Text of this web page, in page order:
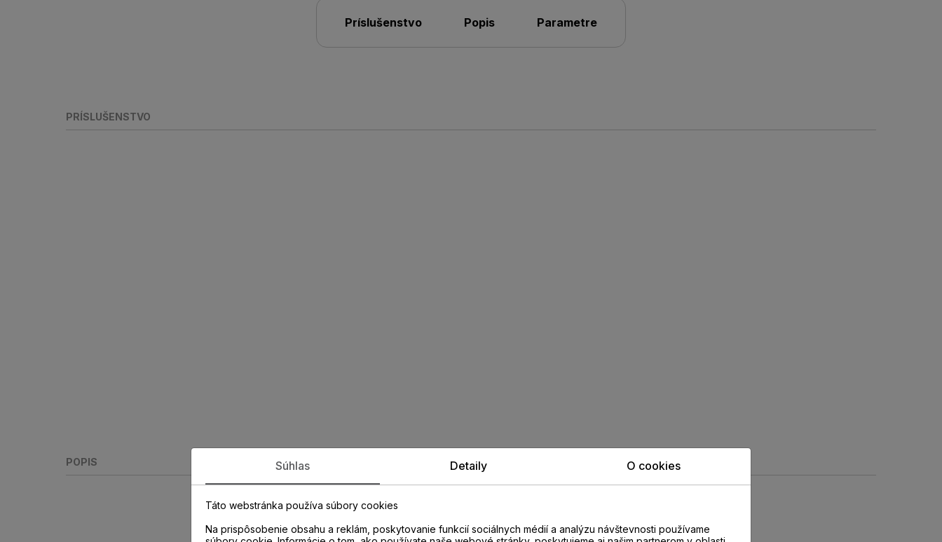
Príslušenstvo Popis Parametre
PRÍSLUŠENSTVO
POPIS Súhlas Detaily O cookies
Táto webstránka používa súbory cookies
Na prispôsobenie obsahu a reklám, poskytovanie funkcií sociálnych médií a analýzu návštevnosti používame